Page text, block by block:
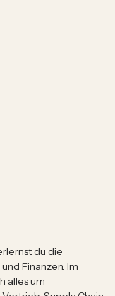
du die
Finanzen. Im
alles um